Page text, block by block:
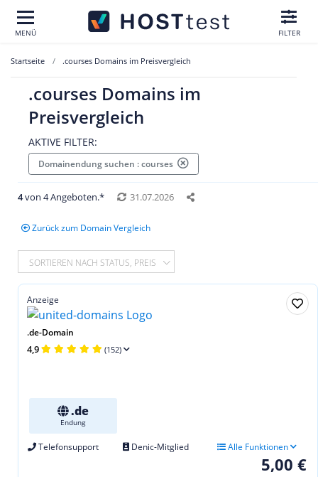
MENÜ FILTER
Startseite .courses Domains im Preisvergleich
.courses Domains im
Preisvergleich
AKTIVE FILTER:
Domainendung suchen : courses
4von 4 Angeboten.* 31.07.2026
Zurück zum Domain Vergleich
SORTIEREN NACH STATUS, PREIS
Anzeige
.de-Domain
4,9 (152)
.de
Endung
Telefonsupport Denic-Mitglied Alle Funktionen
5,00 €